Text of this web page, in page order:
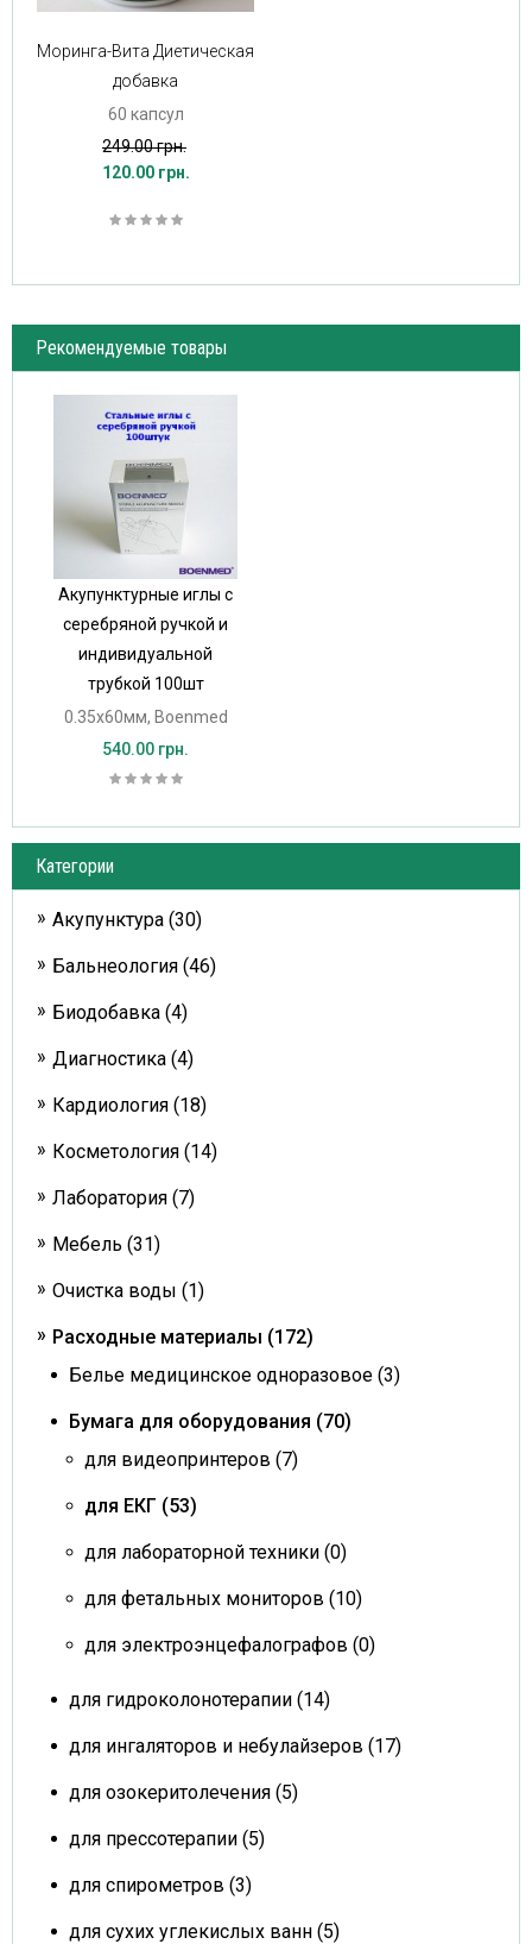
Моринга-Вита Диетическая
добавка
60 капсул
249.00 грн.
120.00 грн.
Рекомендуемые товары
Акупунктурные иглы с
серебряной ручкой и
индивидуальной
трубкой 100шт
0.35х60мм, Boenmed
540.00 грн.
Категории
Акупунктура (30)
Бальнеология (46)
Биодобавка (4)
Диагностика (4)
Кардиология (18)
Косметология (14)
Лаборатория (7)
Мебель (31)
Очистка воды (1)
Расходные материалы (172)
Белье медицинское одноразовое (3)
Бумага для оборудования (70)
для видеопринтеров (7)
для ЕКГ (53)
для лабораторной техники (0)
для фетальных мониторов (10)
для электроэнцефалографов (0)
для гидроколонотерапии (14)
для ингаляторов и небулайзеров (17)
для озокеритолечения (5)
для прессотерапии (5)
для спирометров (3)
для сухих углекислых ванн (5)